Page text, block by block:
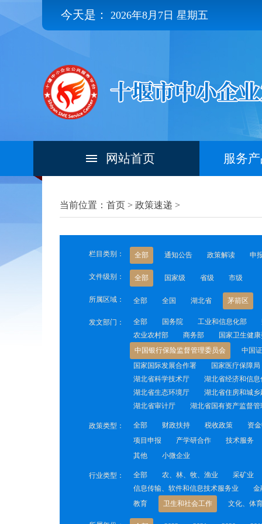
今天是： 2026年8月7日 星期五
网站首页 服务
当前位置：首页 > 政策速递 >
栏目类别： 全部 通知公告 政策解读 申
文件级别： 全部 国家级 省级 市级
所属区域： 全部 全国 湖北省 茅箭区
发文部门： 全部 国务院 工业和信息化部
农业农村部
商务部 国家卫生健
中国银行保险监督管理委员会
中国
国家国际发展合作署
国家医疗保障局
湖北省科学技术厅
湖北省经济和信息
湖北省生态环境厅
湖北省住房和城乡
湖北省审计厅
湖北省国有资产监督管
政策类型： 全部 财政扶持 税收政策 资
项目申报
产学研合作 技术服务
其他
小微企业
行业类型： 全部 农、林、牧、渔业 采矿业
信息传输、软件和信息技术服务业
金
教育
卫生和社会工作 文化、体